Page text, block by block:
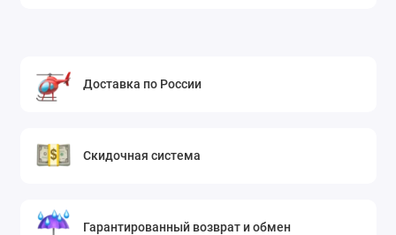
Доставка по России
Скидочная система
Гарантированный возврат и обмен